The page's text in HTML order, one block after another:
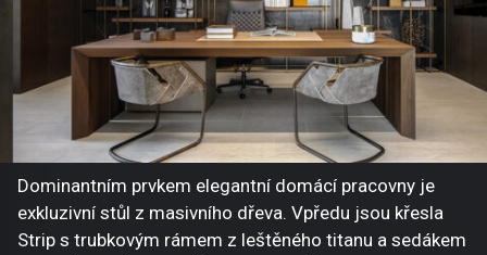
Dominantním prvkem elegantní domácí pracovny je
exkluzivní stůl z masivního dřeva. Vpředu jsou křesla
Strip s trubkovým rámem z leštěného titanu a sedákem